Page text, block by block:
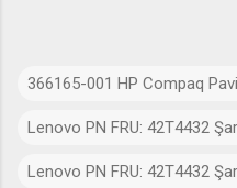
366165-001 HP Compaq
Lenovo PN FRU: 42T4432
Lenovo PN FRU: 42T4432